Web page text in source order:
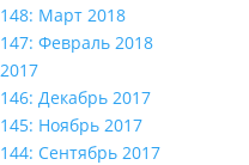
148: Март 2018
147: Февраль 2018
2017
146: Декабрь 2017
145: Ноябрь 2017
144: Сентябрь 2017